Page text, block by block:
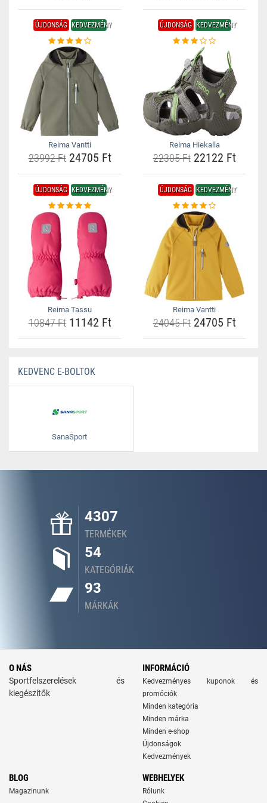
ÚJDONSÁG KEDVEZMÉNY
Reima Vantti
23992 Ft24705 Ft
ÚJDONSÁG KEDVEZMÉNY
Reima Hiekalla
22305 Ft22122 Ft
ÚJDONSÁG KEDVEZMÉNY
Reima Tassu
10847 Ft11142 Ft
ÚJDONSÁG KEDVEZMÉNY
Reima Vantti
24045 Ft24705 Ft
KEDVENC E-BOLTOK
SanaSport
4307
TERMÉKEK
54
KATEGÓRIÁK
93
MÁRKÁK
O NÁS
Sportfelszerelések és
kiegészítők
INFORMÁCIÓ
Kedvezményes kuponok és
promóciók
Minden kategória
Minden márka
Minden e-shop
Újdonságok
Kedvezmények
BLOG
Magazinunk
WEBHELYEK
Rólunk